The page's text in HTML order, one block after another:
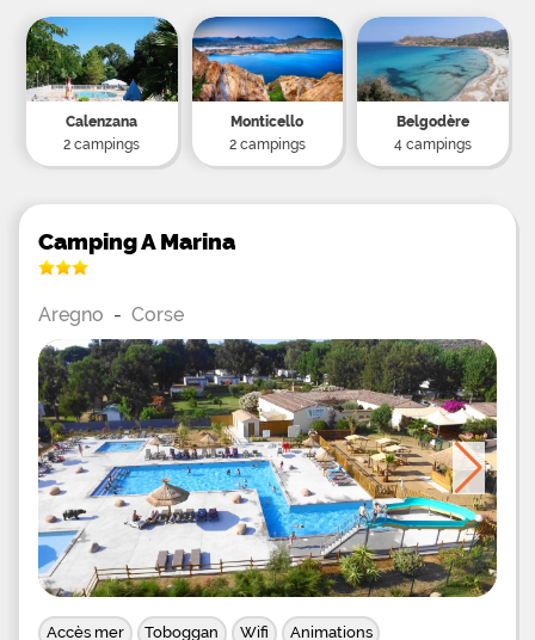
Calenzana
2 campings
Monticello
2 campings
Belgodère
4 campings
Camping A Marina
Aregno - Corse
Accès mer Toboggan Wifi Animations